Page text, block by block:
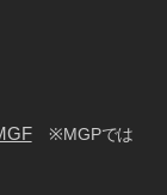
※MGPでは